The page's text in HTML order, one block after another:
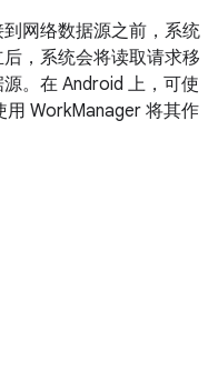
网络数据源之前，系统
，系统会将读取请求移
。在 Android 上，可使
WorkManager 将其作